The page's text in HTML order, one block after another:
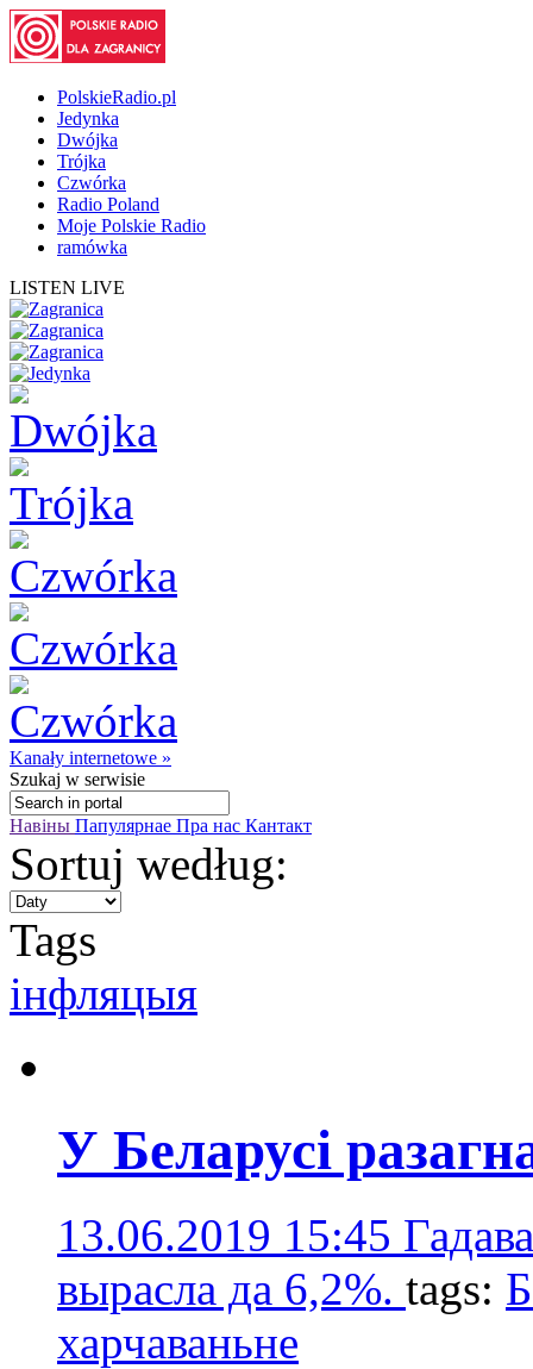
PolskieRadio.pl
Jedynka
Dwójka
Trójka
Czwórka
Radio Poland
Moje Polskie Radio
ramówka
LISTEN LIVE
Kanały internetowe »
Szukaj w serwisie
Навіны Папулярнае Пра нас Кантакт
Sortuj według:
Tags
інфляцыя
У Беларусі
13.06.2019 15:45
вырасла да 6,2%. tags:
харчаваньне